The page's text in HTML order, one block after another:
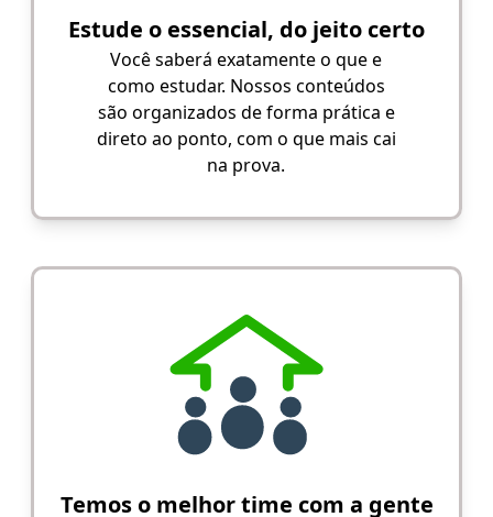
Estude o essencial, do jeito certo
Você saberá exatamente o que e
como estudar. Nossos conteúdos
são organizados de forma prática e
direto ao ponto, com o que mais cai
na prova.
Temos o melhor time com a gente